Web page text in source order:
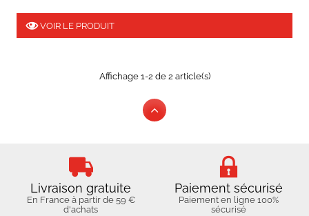
VOIR LE PRODUIT
Affichage 1-2 de 2 article(s)
Livraison gratuite
En France à partir de 59 €
d'achats
Paiement sécurisé
Paiement en ligne 100%
sécurisé